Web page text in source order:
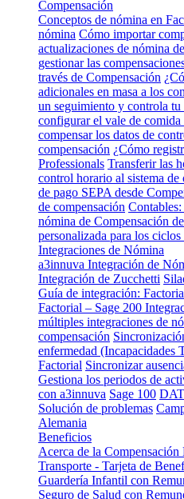
Compensación
Conceptos de nómina en
nómina Cómo importar
actualizaciones de nómina
gestionar las
través de Compensación
adicionales en masa a los
un seguimiento y controla
configurar el vale de comida
compensar los datos de
compensación ¿Cómo
Professionals Transferir las
control horario al sistema de
de pago SEPA desde
de compensación
nómina de Compensación
personalizada para los
Integraciones de Nómina
a3innuva Integración de
Integración de Zucchetti
Guía de integración:
Factorial – Sage 200
múltiples integraciones de
compensación
enfermedad (Incapacidades
Factorial Sincronizar
Gestiona los periodos de
con a3innuva Sage 100
Solución de problemas
Alemania
Beneficios
Acerca de la
Transporte - Tarjeta de
Guardería Infantil con
Seguro de Salud con